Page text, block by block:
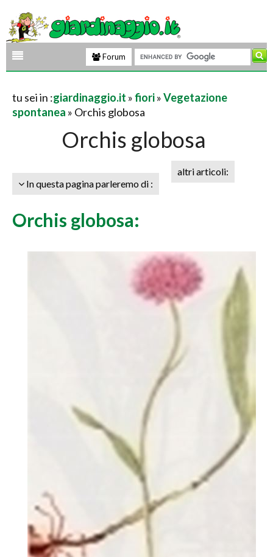
Forum
tu sei in :giardinaggio.it »fiori»Vegetazione
spontanea » Orchis globosa
Orchis globosa
In questa pagina parleremo di :
altri articoli:
Orchis globosa: